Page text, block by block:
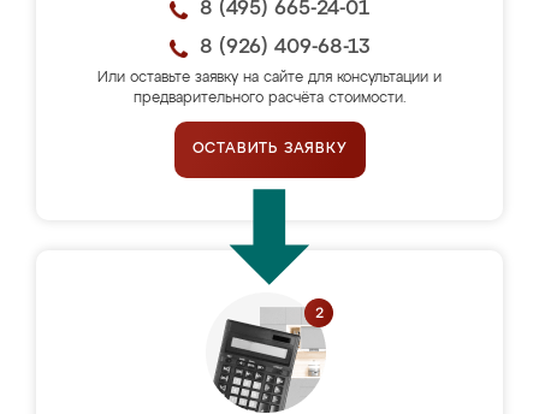
8 (495) 665-24-01
8 (926) 409-68-13
Или оставьте заявку на сайте для консультации и
предварительного расчёта стоимости.
ОСТАВИТЬ ЗАЯВКУ